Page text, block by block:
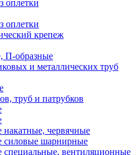
оплетки
оплетки
крепеж
П-образные
и металлических труб
труб и патрубков
червячные
шарнирные
вентиляционные